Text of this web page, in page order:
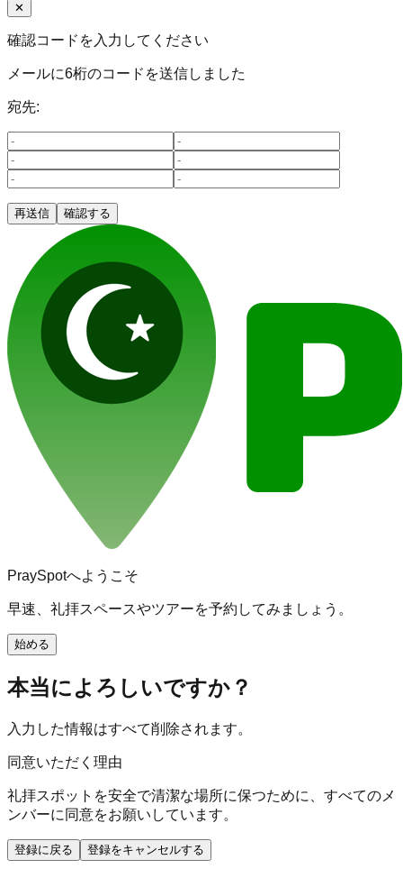
✕
確認コードを入力してください
メールに6桁のコードを送信しました
宛先:
再送信 確認する
PraySpotへようこそ
早速、礼拝スペースやツアーを予約してみましょう。
始める
本当によろしいですか？
入力した情報はすべて削除されます。
同意いただく理由
礼拝スポットを安全で清潔な場所に保つために、すべてのメ
ンバーに同意をお願いしています。
登録に戻る 登録をキャンセルする